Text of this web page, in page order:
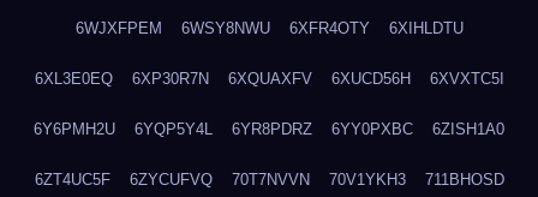
6WJXFPEM 6WSY8NWU 6XFR4OTY 6XIHLDTU
6XL3E0EQ 6XP30R7N 6XQUAXFV 6XUCD56H 6XVXTC5I
6Y6PMH2U 6YQP5Y4L 6YR8PDRZ 6YY0PXBC 6ZISH1A0
6ZT4UC5F 6ZYCUFVQ 70T7NVVN 70V1YKH3 711BHOSD